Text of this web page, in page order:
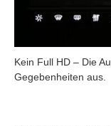
Kein Full HD – Die
Gegebenheiten aus.